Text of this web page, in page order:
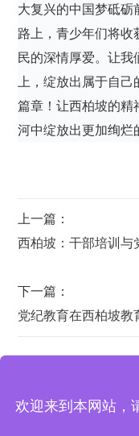
大复兴的中国梦砥砺
路上，青少年们将收
民的深情厚爱。让
上，绽放出属于自己
篇章！让西柏坡的精
河中绽放出更加绚烂
上一篇：
西柏坡：干部培训与
下一篇：
党纪教育在西柏坡教
西柏坡培训基地
欢迎来到本网站，